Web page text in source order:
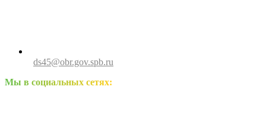
ds45@obr.gov.spb.ru
Мы в социальных сетях: